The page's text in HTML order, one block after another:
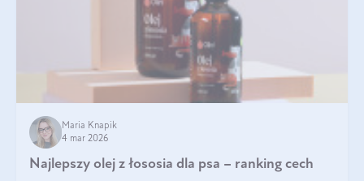
Maria Knapik
4 mar 2026
Najlepszy olej z łososia dla psa – ranking cech